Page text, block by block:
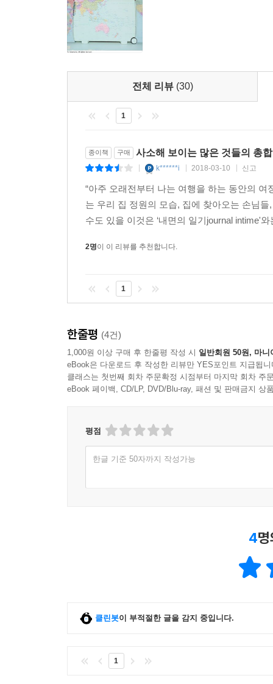
전체 리뷰 (30)
1
종이책 구매 사소해 보이는 많은 것들의 총
k******i 2018-03-10 신고
“아주 오래전부터 나는 여행을 하는 동안의
는 우리 집 정원의 모습, 집에 찾아오는 손님
수도 있을 이것은 ‘내면의 일기journal intime'
2명이 이 리뷰를 추천합니다.
1
한줄평 (4건)
1,000원 이상 구매 후 한줄평 작성 시 일반회원 50원, 마니
eBook은 다운로드 후 작성한 리뷰만 YES포인트 지급됩니
클래스는 첫번째 회차 주문확정 시점부터 마지막 회차 주
eBook 페이백, CD/LP, DVD/Blu-ray, 패션 및 판매금지 상
평점
한글 기준 50자까지 작성가능
4
클린봇이 부적절한 글을 감지 중입니다.
1